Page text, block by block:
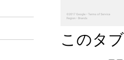
このタ